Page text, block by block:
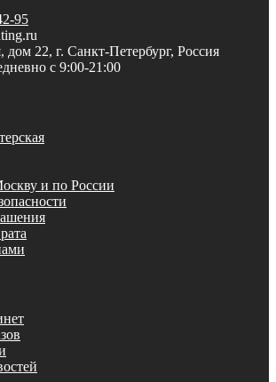
95
дом 22, г. Санкт-Петербург, Россия
с 9:00-21:00
и по России